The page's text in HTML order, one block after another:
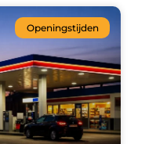
Openingstijden